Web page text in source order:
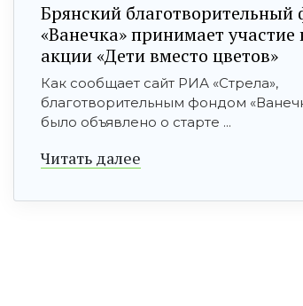
Брянский благотворительный
«Ванечка» принимает участие
акции «Дети вместо цветов»
Как сообщает сайт РИА «Стрела»,
благотворительным фондом
было объявлено о старте ...
Читать далее